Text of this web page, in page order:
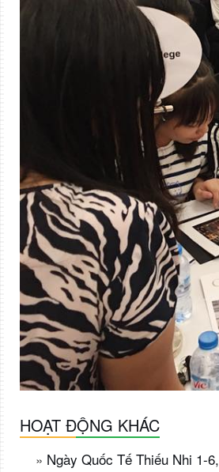
HOẠT ĐỘNG KHÁC
» Ngày Quốc Tế Thiếu Nhi 1-6,